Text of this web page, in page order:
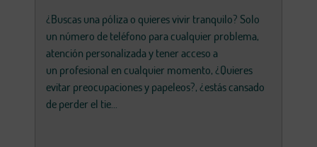
¿Buscas una póliza o quieres vivir tranquilo? Solo
un número de teléfono para cualquier problema,
atención personalizada y tener acceso a
un profesional en cualquier momento, ¿Quieres
evitar preocupaciones y papeleos?, ¿estás cansado
de perder el tie...